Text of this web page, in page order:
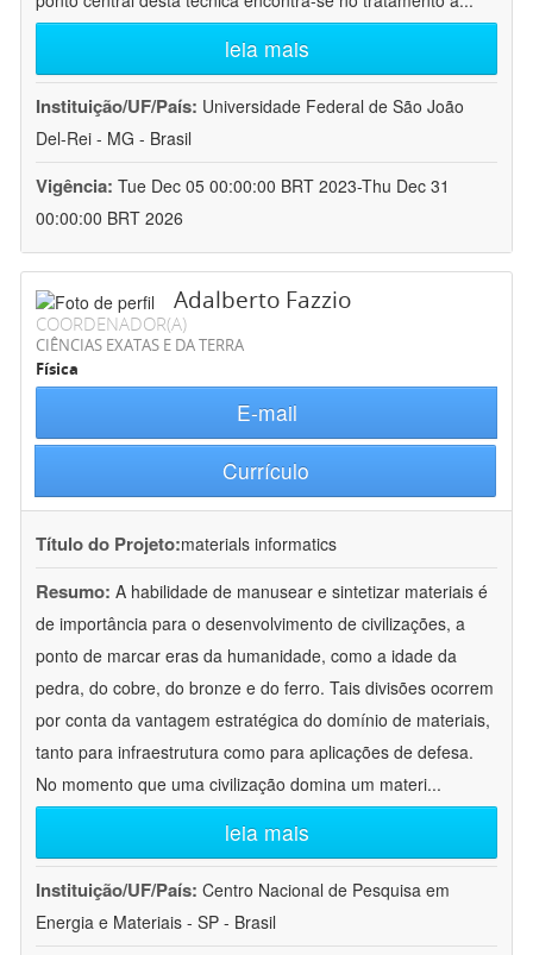
leia mais
Instituição/UF/País: Universidade Federal de São João
Del-Rei - MG - Brasil
Vigência: Tue Dec 05 00:00:00 BRT 2023-Thu Dec 31
00:00:00 BRT 2026
Adalberto Fazzio
COORDENADOR(A)
CIÊNCIAS EXATAS E DA TERRA
Física
E-mail
Currículo
Título do Projeto:materials informatics
Resumo: A habilidade de manusear e sintetizar materiais é
de importância para o desenvolvimento de civilizações, a
ponto de marcar eras da humanidade, como a idade da
pedra, do cobre, do bronze e do ferro. Tais divisões ocorrem
por conta da vantagem estratégica do domínio de materiais,
tanto para infraestrutura como para aplicações de defesa.
No momento que uma civilização domina um materi...
leia mais
Instituição/UF/País: Centro Nacional de Pesquisa em
Energia e Materiais - SP - Brasil